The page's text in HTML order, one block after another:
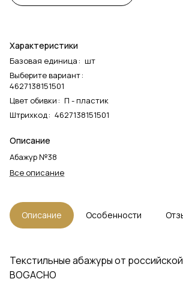
Характеристики
Базовая единица : шт
Выберите вариант:
4627138151501
Цвет обивки : П - пластик
Штрихкод: 4627138151501
Описание
Абажур №38
Все описание
Описание Особенности
Текстильные абажуры от
BOGACHO